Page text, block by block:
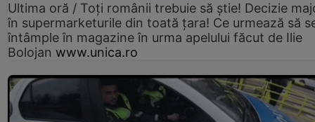
Ultima oră / Toți românii trebuie să știe! Decizie
în supermarketurile din toată țara! Ce urmează să
întâmple în magazine în urma apelului făcut de Ilie
Bolojan www.unica.ro